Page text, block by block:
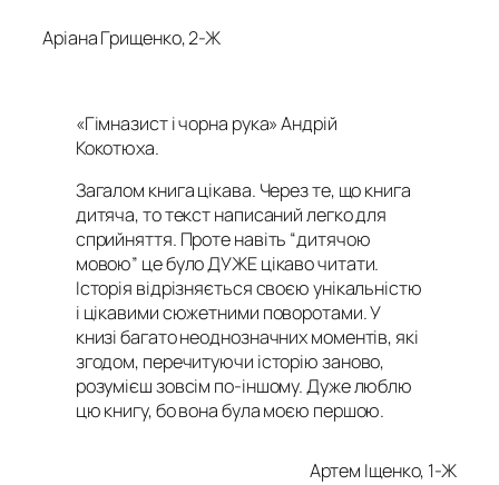
Аріана Грищенко, 2-Ж
«Гімназист і чорна рука» Андрій
Кокотюха.
Загалом книга цікава. Через те, що книга
дитяча, то текст написаний легко для
сприйняття. Проте навіть “дитячою
мовою” це було ДУЖЕ цікаво читати.
Історія відрізняється своєю унікальністю
і цікавими сюжетними поворотами. У
книзі багато неоднозначних моментів, які
згодом, перечитуючи історію заново,
розумієш зовсім по-іншому. Дуже люблю
цю книгу, бо вона була моєю першою.
Артем Іщенко, 1-Ж